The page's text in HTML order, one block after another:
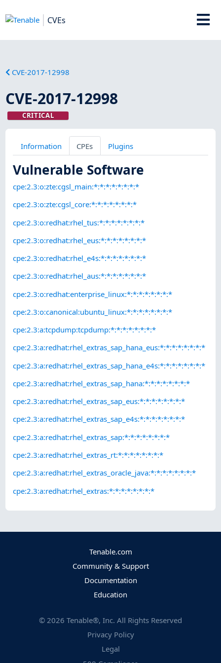
CVEs
CVE-2017-12998
CVE-2017-12998
CRITICAL
Information CPEs Plugins
Vulnerable Software
cpe:2.3:o:zte:cgsl_main:*:*:*:*:*:*:*:*
cpe:2.3:o:zte:cgsl_core:*:*:*:*:*:*:*:*
cpe:2.3:o:redhat:rhel_tus:*:*:*:*:*:*:*:*
cpe:2.3:o:redhat:rhel_eus:*:*:*:*:*:*:*:*
cpe:2.3:o:redhat:rhel_e4s:*:*:*:*:*:*:*:*
cpe:2.3:o:redhat:rhel_aus:*:*:*:*:*:*:*:*
cpe:2.3:o:redhat:enterprise_linux:*:*:*:*:*:*:*:*
cpe:2.3:o:canonical:ubuntu_linux:*:*:*:*:*:*:*:*
cpe:2.3:a:tcpdump:tcpdump:*:*:*:*:*:*:*:*
cpe:2.3:a:redhat:rhel_extras_sap_hana_eus:*:*:*:*:*:*:*:*
cpe:2.3:a:redhat:rhel_extras_sap_hana_e4s:*:*:*:*:*:*:*:*
cpe:2.3:a:redhat:rhel_extras_sap_hana:*:*:*:*:*:*:*:*
cpe:2.3:a:redhat:rhel_extras_sap_eus:*:*:*:*:*:*:*:*
cpe:2.3:a:redhat:rhel_extras_sap_e4s:*:*:*:*:*:*:*:*
cpe:2.3:a:redhat:rhel_extras_sap:*:*:*:*:*:*:*:*
cpe:2.3:a:redhat:rhel_extras_rt:*:*:*:*:*:*:*:*
cpe:2.3:a:redhat:rhel_extras_oracle_java:*:*:*:*:*:*:*:*
cpe:2.3:a:redhat:rhel_extras:*:*:*:*:*:*:*:*
Tenable.com
Community & Support
Documentation
Education
© 2026 Tenable®, Inc. All Rights Reserved
Privacy Policy
Legal